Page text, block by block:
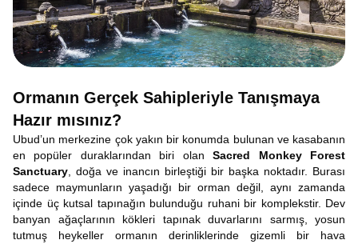
Ormanın Gerçek Sahipleriyle Tanışmaya
Hazır mısınız?
Ubud’un merkezine çok yakın bir konumda bulunan ve kasabanın
en popüler duraklarından biri olanSacred Monkey Forest
Sanctuary , doğa ve inancın birleştiği bir başka noktadır. Burası
sadece maymunların yaşadığı bir orman değil, aynı zamanda
içinde üç kutsal tapınağın bulunduğu ruhani bir komplekstir. Dev
banyan ağaçlarının kökleri tapınak duvarlarını sarmış, yosun
tutmuş heykeller ormanın derinliklerinde gizemli bir hava